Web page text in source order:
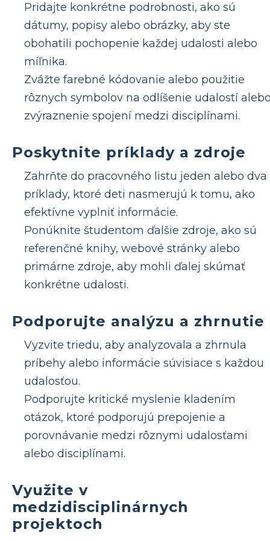
Pridajte konkrétne podrobnosti, ako sú
dátumy, popisy alebo obrázky, aby ste
obohatili pochopenie každej udalosti alebo
míľnika.
Zvážte farebné kódovanie alebo použitie
rôznych symbolov na odlíšenie udalostí
zvýraznenie spojení medzi disciplínami.
Poskytnite príklady a zdroje
Zahrňte do pracovného listu jeden alebo dva
príklady, ktoré deti nasmerujú k tomu, ako
efektívne vyplniť informácie.
Ponúknite študentom ďalšie zdroje, ako sú
referenčné knihy, webové stránky alebo
primárne zdroje, aby mohli ďalej skúmať
konkrétne udalosti.
Podporujte analýzu a zhrnutie
Vyzvite triedu, aby analyzovala a zhrnula
príbehy alebo informácie súvisiace s každou
udalosťou.
Podporujte kritické myslenie kladením
otázok, ktoré podporujú prepojenie a
porovnávanie medzi rôznymi udalosťami
alebo disciplínami.
Využite v
medzidisciplinárnych
projektoch